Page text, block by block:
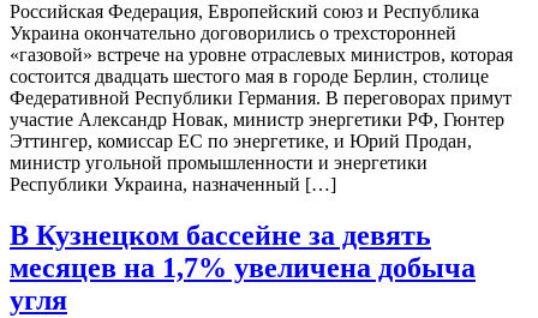
Российская Федерация, Европейский союз и Республика
Украина окончательно договорились о трехсторонней
«газовой» встрече на уровне отраслевых министров, которая
состоится двадцать шестого мая в городе Берлин, столице
Федеративной Республики Германия. В переговорах примут
участие Александр Новак, министр энергетики РФ, Гюнтер
Эттингер, комиссар ЕС по энергетике, и Юрий Продан,
министр угольной промышленности и энергетики
Республики Украина, назначенный […]
В Кузнецком бассейне за девять
месяцев на 1,7% увеличена добыча
угля